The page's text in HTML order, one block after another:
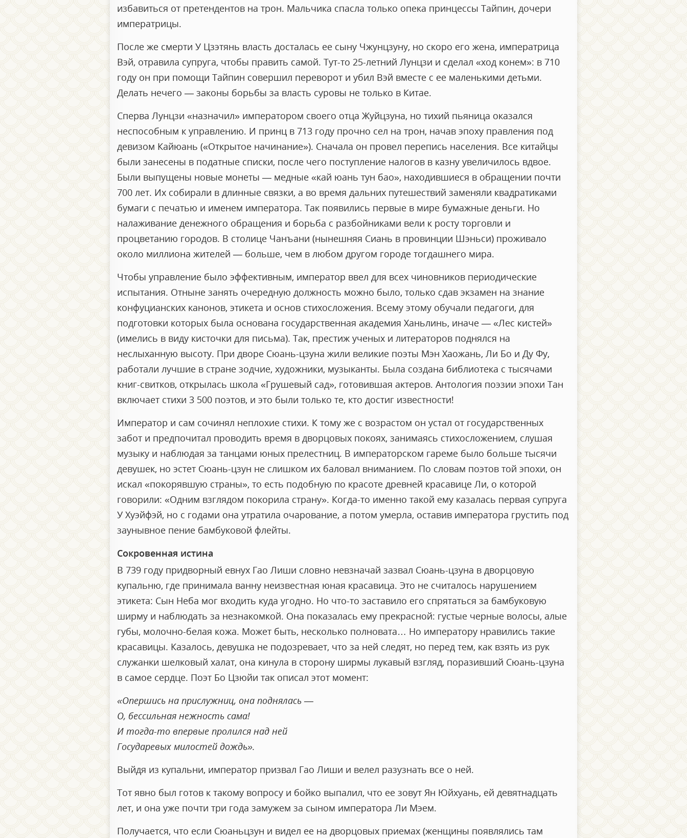
избавиться от претендентов на трон. Мальчика спасла только опека принцессы Тайпин, дочери
императрицы.
После же смерти У Цзэтянь власть досталась ее сыну Чжунцзуну, но скоро его жена, императрица
Вэй, отравила супруга, чтобы править самой. Тут-то 25-летний Лунцзи и сделал «ход конем»: в 710
году он при помощи Тайпин совершил переворот и убил Вэй вместе с ее маленькими детьми.
Делать нечего — законы борьбы за власть суровы не только в Китае.
Сперва Лунцзи «назначил» императором своего отца Жуйцзуна, но тихий пьяница оказался
неспособным к управлению. И принц в 713 году прочно сел на трон, начав эпоху правления под
девизом Кайюань («Открытое начинание»). Сначала он провел перепись населения. Все китайцы
были занесены в податные списки, после чего поступление налогов в казну увеличилось вдвое.
Были выпущены новые монеты — медные «кай юань тун бао», находившиеся в обращении почти
700 лет. Их собирали в длинные связки, а во время дальних путешествий заменяли квадратиками
бумаги с печатью и именем императора. Так появились первые в мире бумажные деньги. Но
налаживание денежного обращения и борьба с разбойниками вели к росту торговли и
процветанию городов. В столице Чанъани (нынешняя Сиань в провинции Шэньси) проживало
около миллиона жителей — больше, чем в любом другом городе тогдашнего мира.
Чтобы управление было эффективным, император ввел для всех чиновников периодические
испытания. Отныне занять очередную должность можно было, только сдав экзамен на знание
конфуцианских канонов, этикета и основ стихосложения. Всему этому обучали педагоги, для
подготовки которых была основана государственная академия Ханьлинь, иначе — «Лес кистей»
(имелись в виду кисточки для письма). Так, престиж ученых и литераторов поднялся на
неслыханную высоту. При дворе Сюань-цзуна жили великие поэты Мэн Хаожань, Ли Бо и Ду Фу,
работали лучшие в стране зодчие, художники, музыканты. Была создана библиотека с тысячами
книг-свитков, открылась школа «Грушевый сад», готовившая актеров. Антология поэзии эпохи Тан
включает стихи 3 500 поэтов, и это были только те, кто достиг известности!
Император и сам сочинял неплохие стихи. К тому же с возрастом он устал от государственных
забот и предпочитал проводить время в дворцовых покоях, занимаясь стихосложением, слушая
музыку и наблюдая за танцами юных прелестниц. В императорском гареме было больше тысячи
девушек, но эстет Сюань-цзун не слишком их баловал вниманием. По словам поэтов той эпохи, он
искал «покорявшую страны», то есть подобную по красоте древней красавице Ли, о которой
говорили: «Одним взглядом покорила страну». Когда-то именно такой ему казалась первая супруга
У Хуэйфэй, но с годами она утратила очарование, а потом умерла, оставив императора грустить под
заунывное пение бамбуковой флейты.
Сокровенная истина
В 739 году придворный евнух Гао Лиши словно невзначай зазвал Сюань-цзуна в дворцовую
купальню, где принимала ванну неизвестная юная красавица. Это не считалось нарушением
этикета: Сын Неба мог входить куда угодно. Но что-то заставило его спрятаться за бамбуковую
ширму и наблюдать за незнакомкой. Она показалась ему прекрасной: густые черные волосы, алые
губы, молочно-белая кожа. Может быть, несколько полновата… Но императору нравились такие
красавицы. Казалось, девушка не подозревает, что за ней следят, но перед тем, как взять из рук
служанки шелковый халат, она кинула в сторону ширмы лукавый взгляд, поразивший Сюань-цзуна
в самое сердце. Поэт Бо Цзюйи так описал этот момент:
«Опершись на прислужниц, она поднялась —
О, бессильная нежность сама!
И тогда-то впервые пролился над ней
Государевых милостей дождь».
Выйдя из купальни, император призвал Гао Лиши и велел разузнать все о ней.
Тот явно был готов к такому вопросу и бойко выпалил, что ее зовут Ян Юйхуань, ей девятнадцать
лет, и она уже почти три года замужем за сыном императора Ли Мэем.
Получается, что если Сюаньцзун и видел ее на дворцовых приемах (женщины появлялись там